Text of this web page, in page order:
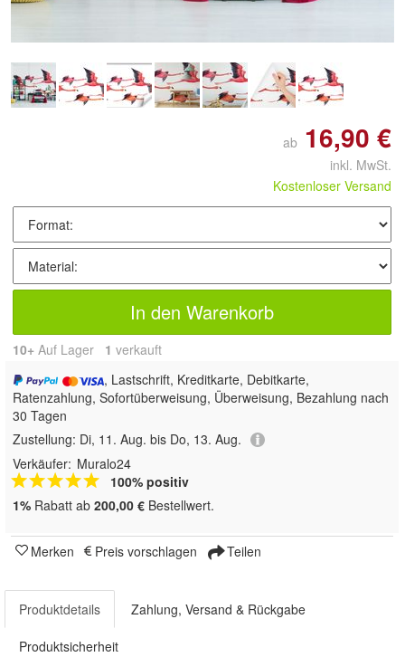
ab 16,90 €
inkl. MwSt.
Kostenloser Versand
In den Warenkorb
10+ Auf Lager 1 verkauft
, Lastschrift, Kreditkarte, Debitkarte,
Ratenzahlung, Sofortüberweisung, Überweisung, Bezahlung nach
30 Tagen
Zustellung: Di, 11. Aug. bis Do, 13. Aug.
Verkäufer: Muralo24
100% positiv
1% Rabatt ab 200,00 € Bestellwert.
Merken Preis vorschlagen Teilen
Produktdetails Zahlung, Versand & Rückgabe
Produktsicherheit